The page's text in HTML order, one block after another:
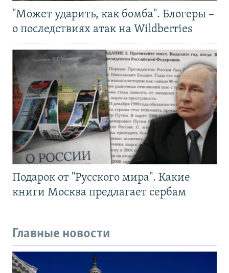
"Может ударить, как бомба". Блогеры –
о последствиях атак на Wildberries
Подарок от "Русского мира". Какие
книги Москва предлагает сербам
Главные новости